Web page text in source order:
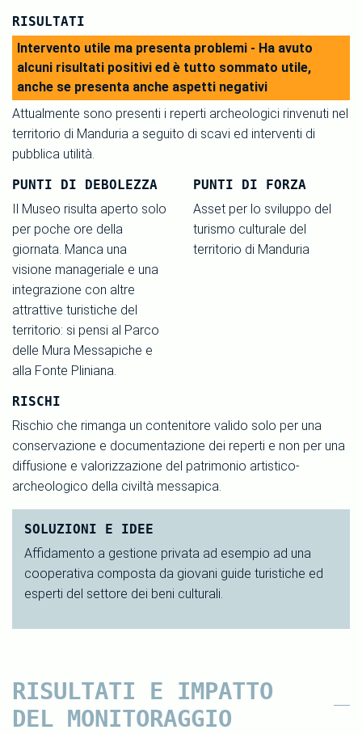
RISULTATI
Intervento utile ma presenta problemi - Ha avuto
alcuni risultati positivi ed è tutto sommato utile,
anche se presenta anche aspetti negativi
Attualmente sono presenti i reperti archeologici rinvenuti nel
territorio di Manduria a seguito di scavi ed interventi di
pubblica utilità.
PUNTI DI DEBOLEZZA
Il Museo risulta aperto solo
per poche ore della
giornata. Manca una
visione manageriale e una
integrazione con altre
attrattive turistiche del
territorio: si pensi al Parco
delle Mura Messapiche e
alla Fonte Pliniana.
PUNTI DI FORZA
Asset per lo sviluppo del
turismo culturale del
territorio di Manduria
RISCHI
Rischio che rimanga un contenitore valido solo per una
conservazione e documentazione dei reperti e non per una
diffusione e valorizzazione del patrimonio artistico-
archeologico della civiltà messapica.
SOLUZIONI E IDEE
Affidamento a gestione privata ad esempio ad una
cooperativa composta da giovani guide turistiche ed
esperti del settore dei beni culturali.
RISULTATI E IMPATTO
DEL MONITORAGGIO